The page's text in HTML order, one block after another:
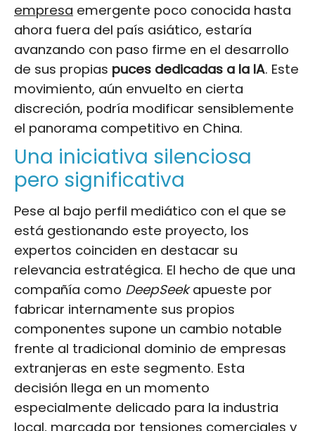
empresa emergente poco conocida hasta
ahora fuera del país asiático, estaría
avanzando con paso firme en el desarrollo
de sus propias puces dedicadas a la IA. Este
movimiento, aún envuelto en cierta
discreción, podría modificar sensiblemente
el panorama competitivo en China.
Una iniciativa silenciosa
pero significativa
Pese al bajo perfil mediático con el que se
está gestionando este proyecto, los
expertos coinciden en destacar su
relevancia estratégica. El hecho de que una
compañía como DeepSeekapueste por
fabricar internamente sus propios
componentes supone un cambio notable
frente al tradicional dominio de empresas
extranjeras en este segmento. Esta
decisión llega en un momento
especialmente delicado para la industria
local, marcada por tensiones comerciales y